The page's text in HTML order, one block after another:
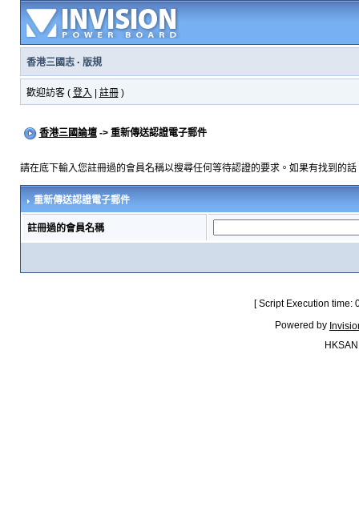
香港三國志· 版規
歡迎訪客 ( 登入 註冊)
香港三國論壇-> 重新傳送認證電子郵件
請在底下輸入您註冊過的會員名稱以搜尋任何等待認證的要求。如果有找到的
重新傳送認證電子郵件
註冊過的會員名稱
[ Script Execution
Powered by